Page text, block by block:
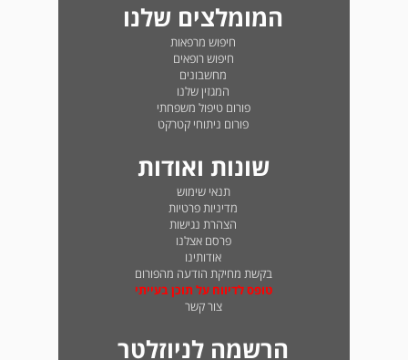
המומלצים שלנו
חיפוש מרפאות
חיפוש רופאים
מחשבונים
המגזין שלנו
פורום טיפול משפחתי
פורום ניתוחי קטרקט
שונות ואודות
תנאי שימוש
מדיניות פרטיות
הצהרת נגישות
פרסם אצלנו
אודותינו
בקשת מחיקת הודעה מהפורום
טופס לדיווח על תוכן בעייתי
צור קשר
הרשמה לניוזלטר